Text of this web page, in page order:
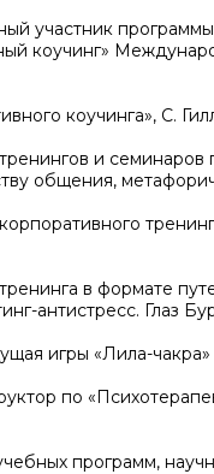
участник программы
коучинг»
коучинга», С.
и семинаров
общения,
в формате
антистресс. Глаз
игры «Лила-чакра»
по
программ,